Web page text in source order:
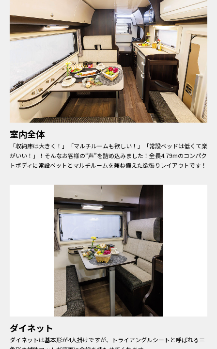
室内全体
「収納庫は大きく！」「マルチルームも欲しい！」「常設ベッドは低くて楽
がいい！」！そんなお客様の“声”を詰め込みました！全長4.79mのコンパク
トボディに常設ベットとマルチルームを兼ね備えた欲張りレイアウトです！
ダイネット
ダイネットは基本形が4人掛けですが、トライアングルシートと呼ばれる三